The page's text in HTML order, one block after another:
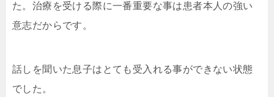
た。治療を受ける際に一番重要な事は患者本人の強い
意志だからです。
話しを聞いた息子はとても受入れる事ができない状態
でした。